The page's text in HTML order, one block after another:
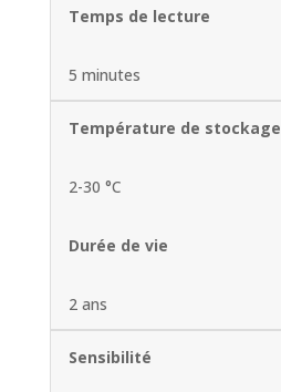
Temps de lecture
5 minutes
Température de stockage
2-30 °C
Durée de vie
2 ans
Sensibilité